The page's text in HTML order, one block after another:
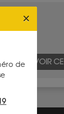
VOIR
de